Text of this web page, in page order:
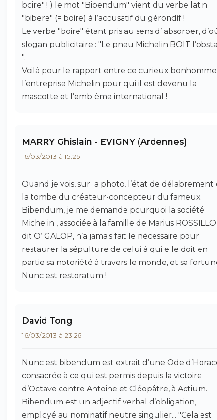
boire" ! ) le mot "Bibendum" vient du verbe latin
"bibere" (= boire) à l’accusatif du gérondif !
Le verbe "boire" étant pris au sens d’ absorber,
slogan publicitaire : "Le pneu Michelin BOIT
".
Voilà pour le rapport entre ce curieux
l’entreprise Michelin pour qui il est devenu la
mascotte et l’emblème international !
MARRY Ghislain - EVIGNY (Ardennes)
16/03/2013 à 15:26
Quand je vois, sur la photo, l’état de délabrement
la tombe du créateur-concepteur du fameux
Bibendum, je me demande pourquoi la société
Michelin , associée à la famille de Marius
dit O’ GALOP, n’a jamais fait le nécessaire pour
restaurer la sépulture de celui à qui elle doit en
partie sa notoriété à travers le monde, et sa
Nunc est restoratum !
David Tong
16/03/2013 à 23:26
Nunc est bibendum est extrait d’une Ode
consacrée à ce qui est permis depuis la victoire
d’Octave contre Antoine et Cléopâtre, à Actium.
Bibendum est un adjectif verbal d’obligation,
employé au nominatif neutre singulier... "Cela est